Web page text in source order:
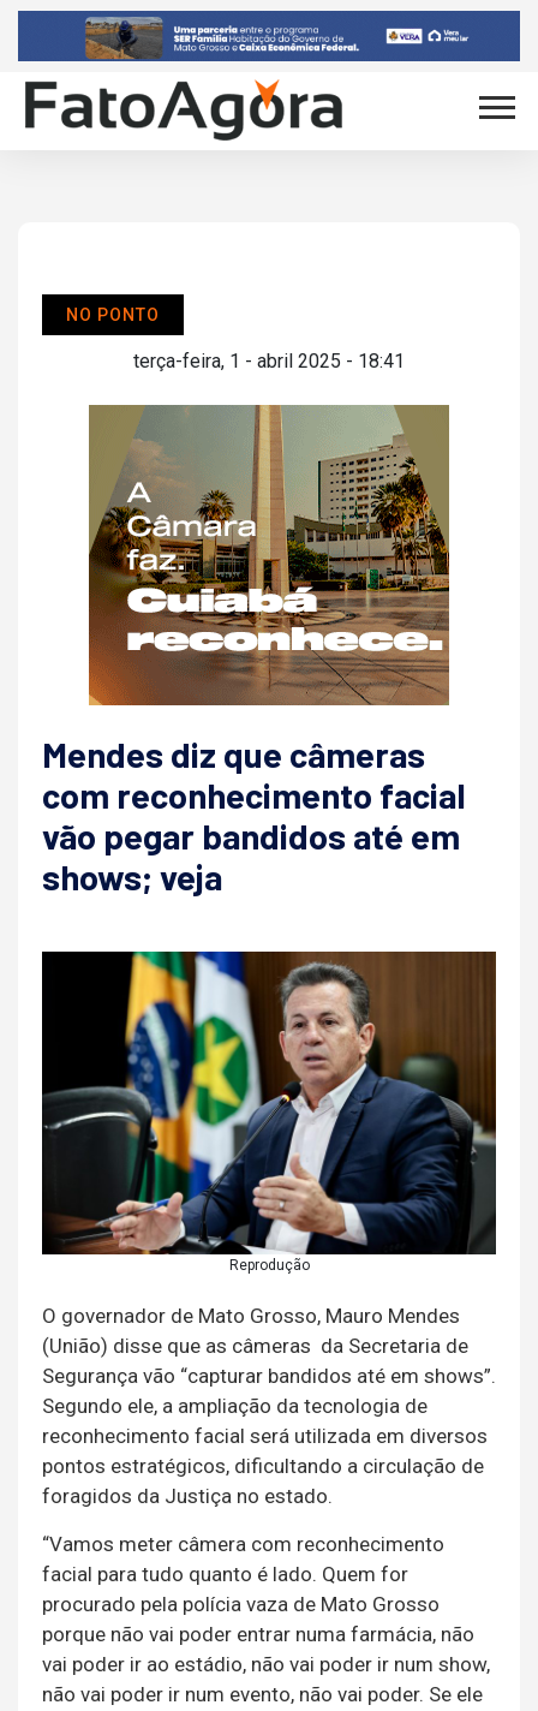
NO PONTO
terça-feira, 1 - abril 2025 - 18:41
Mendes diz que câmeras
com reconhecimento facial
vão pegar bandidos até em
shows; veja
Reprodução
O governador de Mato Grosso, Mauro Mendes
(União) disse que as câmeras da Secretaria de
Segurança vão “capturar bandidos até em shows”.
Segundo ele, a ampliação da tecnologia de
reconhecimento facial será utilizada em diversos
pontos estratégicos, dificultando a circulação de
foragidos da Justiça no estado.
“Vamos meter câmera com reconhecimento
facial para tudo quanto é lado. Quem for
procurado pela polícia vaza de Mato Grosso
porque não vai poder entrar numa farmácia, não
vai poder ir ao estádio, não vai poder ir num show,
não vai poder ir num evento, não vai poder. Se ele